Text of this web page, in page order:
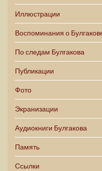
Иллюстрации
Воспоминания о
По следам Булгакова
Публикации
Фото
Экранизации
Аудиокниги Булгакова
Память
Ссылки